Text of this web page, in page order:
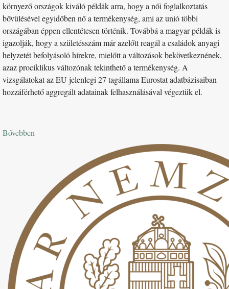
környező országok kiváló példák arra, hogy a női foglalkoztatás
bővülésével egyidőben nő a termékenység, ami az unió többi
országában éppen ellentétesen történik. Továbbá a magyar példák is
igazolják, hogy a születésszám már azelőtt reagál a családok anyagi
helyzetét befolyásoló hírekre, mielőtt a változások bekövetkeznének,
azaz prociklikus változónak tekinthető a termékenység. A
vizsgálatokat az EU jelenlegi 27 tagállama Eurostat adatbázisaiban
hozzáférhető aggregált adatainak felhasználásával végeztük el.
Bővebben